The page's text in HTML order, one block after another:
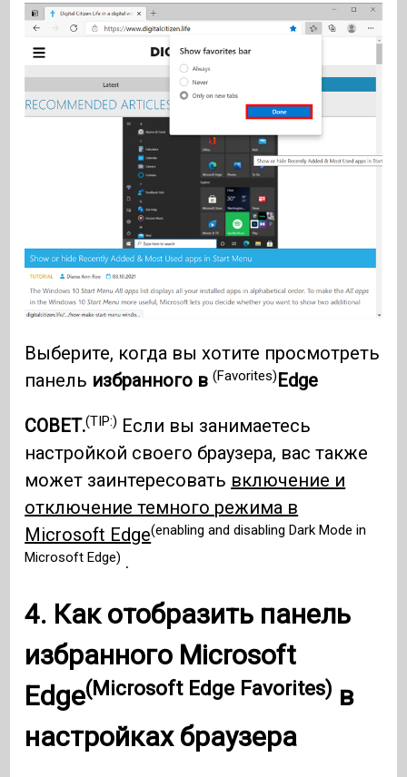
Выберите, когда вы хотите просмотреть
панель избранного в(Favorites) Edge
СОВЕТ.(TIP:) Если вы занимаетесь
настройкой своего браузера, вас также
может заинтересовать включение и
отключение темного режима в
Microsoft Edge(enabling and disabling Dark Mode in
Microsoft Edge) .
4. Как отобразить панель
избранного Microsoft
Edge(Microsoft Edge Favorites) в
настройках браузера